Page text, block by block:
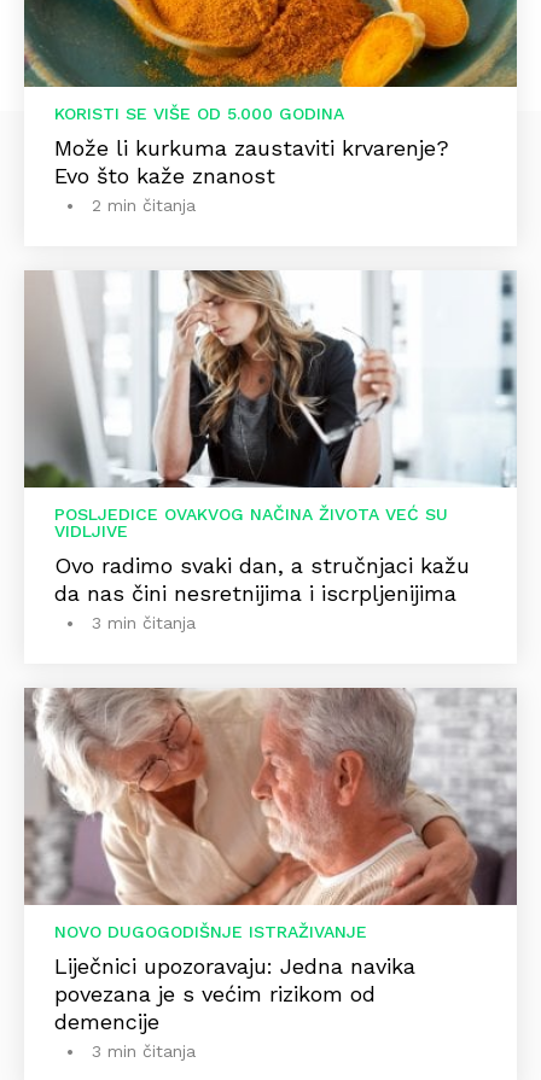
KORISTI SE VIŠE OD 5.000 GODINA
Može li kurkuma zaustaviti krvarenje?
Evo što kaže znanost
2 min čitanja
POSLJEDICE OVAKVOG NAČINA ŽIVOTA VEĆ SU
VIDLJIVE
Ovo radimo svaki dan, a stručnjaci kažu
da nas čini nesretnijima i iscrpljenijima
3 min čitanja
NOVO DUGOGODIŠNJE ISTRAŽIVANJE
Liječnici upozoravaju: Jedna navika
povezana je s većim rizikom od
demencije
3 min čitanja